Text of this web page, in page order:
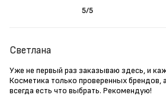
5/5
Светлана
Уже не первый раз заказываю здесь, и
Косметика только проверенных брендов,
всегда есть что выбрать. Рекомендую!